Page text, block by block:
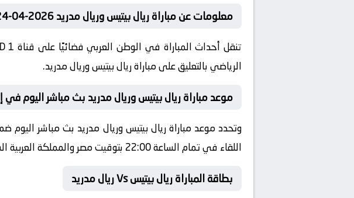
معلومات عن مباراة ريال بيتيس وريال مدريد 2026-04-24
الرياضي بالتعليق على مباراة ريال بيتيس وريال مدريد.
موعد مباراة ريال بيتيس وريال مدريد بث مباشر اليوم في
اللقاء في تمام الساعة 22:00 بتوقيت مصر والمملكة العربية السعودية، فلسطين والأردن والكويت.
بطاقة المباراة ريال بيتيس Vs ريال مدريد